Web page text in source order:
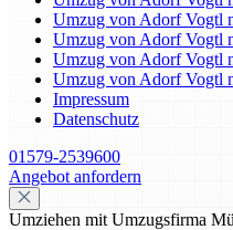
Umzug von Adorf Vogtl
Umzug von Adorf Vogtl
Umzug von Adorf Vogtl
Umzug von Adorf Vogtl
Impressum
Datenschutz
01579-2539600
Angebot anfordern
Umziehen mit Umzugsfirma